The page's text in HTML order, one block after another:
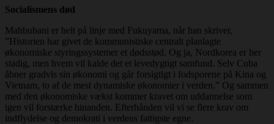
Socialismens død
Mahbubani er helt på linje med Fukuyama, når han skriver,
”Historien har givet de kommunistiske centralt planlagte
økonomiske styringssystemer et dødsstød. Og ja, Nordkorea er her
stadig, men hvem vil kalde det et levedygtigt samfund. Selv Cuba
åbner gradvis sin økonomi og går forsigtigt i fodsporene på Kina og
Vietnam, to af de mest dynamiske økonomier i verden.” Og sammen
med den økonomiske vækst kommer kravet om uddannelse som
igen vil forstærke hinanden. Efterhånden vil vi se flere krav om
indflydelse og demokrati i verdens fattigste egne.